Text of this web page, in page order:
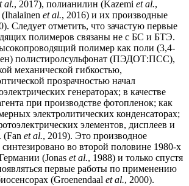
al., 2017), полианилин (Kazemi et al.,
et al., 2016) и их производные
Следует отметить, что зачастую первые
полимеров связаны не с БС и БТЭ.
полимер как поли (3,4-
полистиролсульфонат (ПЭДОТ:ПСС),
механической гибкостью,
прозрачностью начал
генераторах; в качестве
при производстве фотопленок; как
электролитических конденсаторах;
элементов, дисплеев и
(Fan et al., 2019). Это производное
во второй половине 1980-х
(Jonas et al., 1988) и только спустя
первые работы по применению
(Groenendaal et al., 2000).